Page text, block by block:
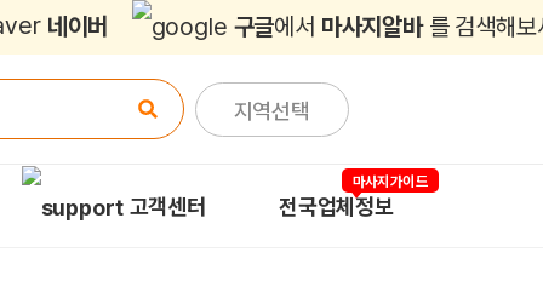
네이버 구글에서 마사지알바 를 검색해보
지역선택
고객센터 전국업체정보
마사지가이드